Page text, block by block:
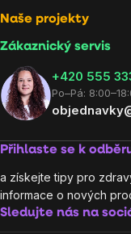
Naše projekty
Zákaznický servis
‭+420 555
Po–Pá:
Přihlaste se k
a získejte tipy pro
informace o nových
Sledujte nás na